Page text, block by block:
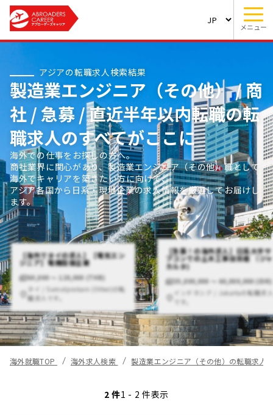
メニュー
アジアの転職求人検索結果
製造業エンジニア（その他） / 商
社 / 急募 / 直近半年以内転職の転
職求人のすべてがここに
海外での仕事をお探しの方へ。
商社業界に関心があり、製造業エンジニア（その他）職として
海外でキャリアを築きたい方に向けて、
アジア各国から日系・現地企業の求人情報を厳選してお届けし
ます。
【海外でタイの求人】【電気エン
ジニア】電機設備企業
60,000 〜 120,000 (THB)
タイ / Samutprakarn (Other)の転
職求人です。
【急募！の海外求人】日系大手サ
ブコンでの土木工事技術者 （ジャ
カルタ)
35,000,000 〜 60,000,000 (IDR)
インドネシア / Jakartaの転職求人
です。
海外就職TOP 海外求人検索 製造業エンジニア（その他）の転職求人
2 件1 - 2 件表示